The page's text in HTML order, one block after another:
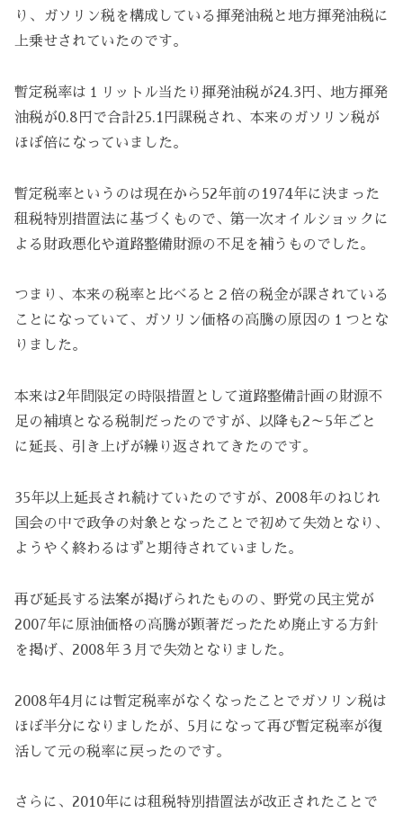
り、ガソリン税を構成している揮発油税と地方揮発油税に
上乗せされていたのです。
暫定税率は１リットル当たり揮発油税が24.3円、地方揮発
油税が0.8円で合計25.1円課税され、本来のガソリン税が
ほぼ倍になっていました。
暫定税率というのは現在から52年前の1974年に決まった
租税特別措置法に基づくもので、第一次オイルショックに
よる財政悪化や道路整備財源の不足を補うものでした。
つまり、本来の税率と比べると２倍の税金が課されている
ことになっていて、ガソリン価格の高騰の原因の１つとな
りました。
本来は2年間限定の時限措置として道路整備計画の財源不
足の補填となる税制だったのですが、以降も2～5年ごと
に延長、引き上げが繰り返されてきたのです。
35年以上延長され続けていたのですが、2008年のねじれ
国会の中で政争の対象となったことで初めて失効となり、
ようやく終わるはずと期待されていました。
再び延長する法案が掲げられたものの、野党の民主党が
2007年に原油価格の高騰が顕著だったため廃止する方針
を掲げ、2008年３月で失効となりました。
2008年4月には暫定税率がなくなったことでガソリン税は
ほぼ半分になりましたが、5月になって再び暫定税率が復
活して元の税率に戻ったのです。
さらに、2010年には租税特別措置法が改正されたことで